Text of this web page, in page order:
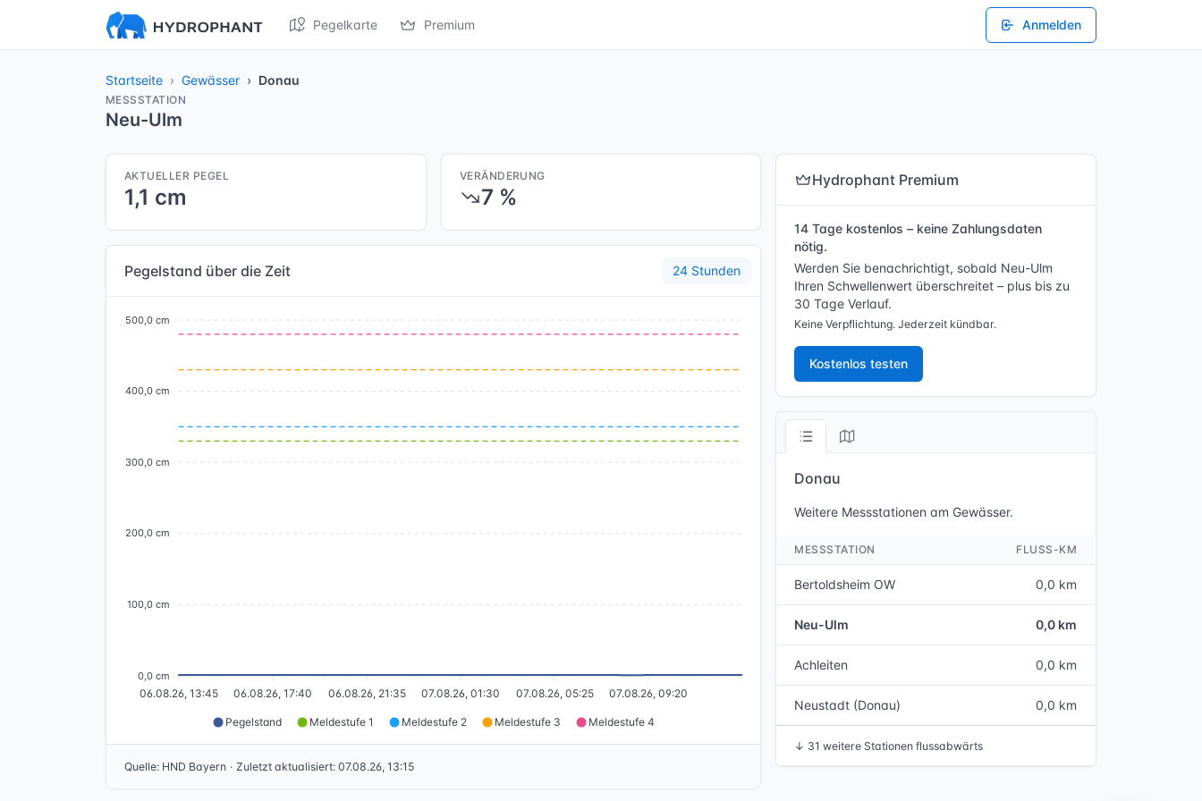
Anmelden
Pegelkarte Premium
Startseite Gewässer Donau
MESSSTATION
Neu-Ulm
AKTUELLER PEGEL
1,1 cm
VERÄNDERUNG
7 %
Pegelstand über die Zeit 24 Stunden
500,0 cm
400,0 cm
300,0 cm
200,0 cm
100,0 cm
0,0 cm
06.08.26, 13:45 06.08.26, 17:40 06.08.26, 21:35 07.08.26, 01:30 07.08.26, 05:25 07.08.26, 09:20
Pegelstand Meldestufe 1 Meldestufe 2 Meldestufe 3 Meldestufe 4
Quelle: HND Bayern · Zuletzt aktualisiert: 07.08.26, 13:15
Hydrophant Premium
14 Tage kostenlos – keine Zahlungsdaten
nötig.
Werden Sie benachrichtigt, sobald Neu-Ulm
Ihren Schwellenwert überschreitet – plus bis zu
30 Tage Verlauf.
Keine Verpflichtung. Jederzeit kündbar.
Kostenlos testen
Donau
Weitere Messstationen am Gewässer.
MESSSTATION FLUSS-KM
Bertoldsheim OW 0,0 km
Neu-Ulm 0,0 km
Achleiten 0,0 km
Neustadt (Donau) 0,0 km
↓ 31 weitere Stationen flussabwärts